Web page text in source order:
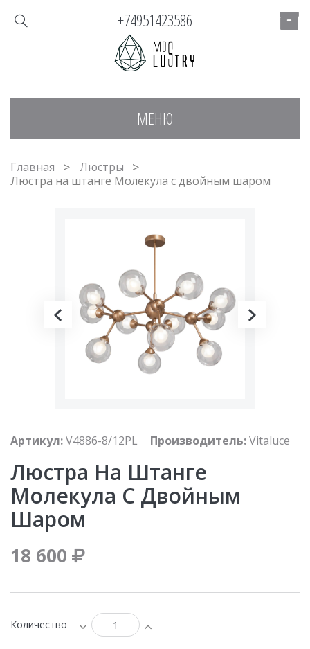
МЕНЮ
+74951423586
Главная
Люстры
Люстра на штанге Молекула с двойным шаром
Артикул:V4886-8/12PL Производитель:Vitaluce
Люстра На Штанге
Молекула С Двойным
Шаром
18 600
Количество